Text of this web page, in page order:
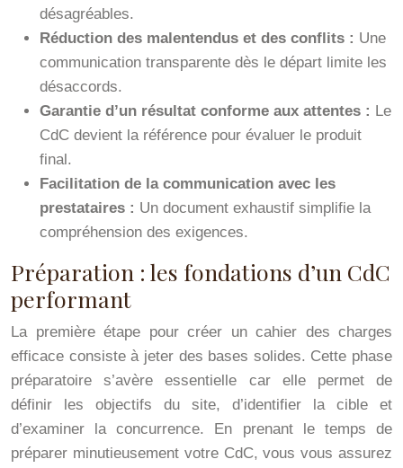
désagréables.
Réduction des malentendus et des conflits : Une
communication transparente dès le départ limite les
désaccords.
Garantie d’un résultat conforme aux attentes : Le
CdC devient la référence pour évaluer le produit
final.
Facilitation de la communication avec les
prestataires : Un document exhaustif simplifie la
compréhension des exigences.
Préparation : les fondations d’un CdC
performant
La première étape pour créer un cahier des charges
efficace consiste à jeter des bases solides. Cette phase
préparatoire s’avère essentielle car elle permet de
définir les objectifs du site, d’identifier la cible et
d’examiner la concurrence. En prenant le temps de
préparer minutieusement votre CdC, vous vous assurez